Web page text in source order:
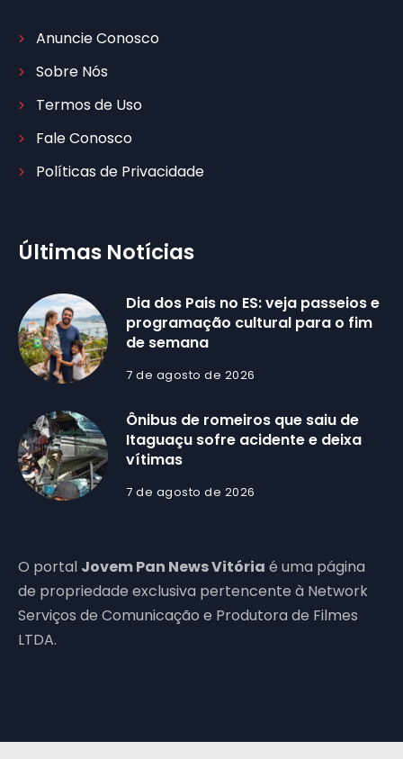
Anuncie Conosco
Sobre Nós
Termos de Uso
Fale Conosco
Políticas de Privacidade
Últimas Notícias
Dia dos Pais no ES: veja passeios e
programação cultural para o fim
de semana
7 de agosto de 2026
Ônibus de romeiros que saiu de
Itaguaçu sofre acidente e deixa
vítimas
7 de agosto de 2026
O portal Jovem Pan News Vitória é uma página
de propriedade exclusiva pertencente à Network
Serviços de Comunicação e Produtora de Filmes
LTDA.